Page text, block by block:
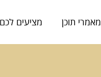
מאמרי תוכן מציעים לכם